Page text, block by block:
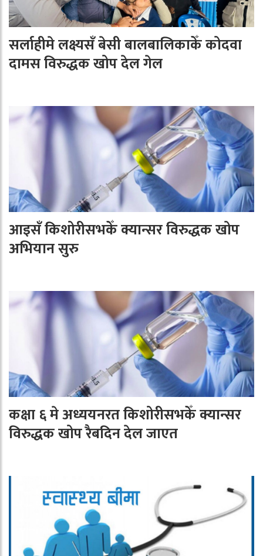
सर्लाहीमे लक्ष्यसँ बेसी बालबालिकाकेँ कोदवा
दामस विरुद्धक खोप देल गेल
आइसँ किशोरीसभकेँ क्यान्सर विरुद्धक खोप
अभियान सुरु
कक्षा ६ मे अध्ययनरत किशोरीसभकेँ क्यान्सर
विरुद्धक खोप रैबदिन देल जाएत